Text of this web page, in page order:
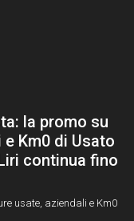
la promo su
Km0 di Usato
continua fino
usate, aziendali e Km0